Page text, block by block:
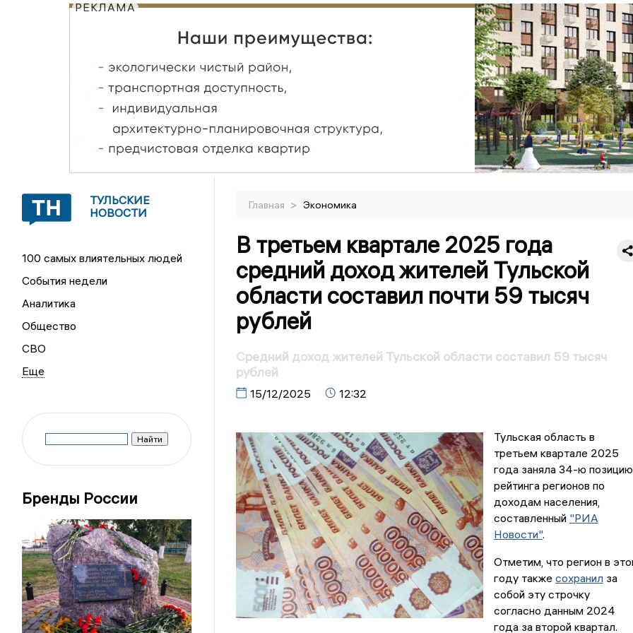
РЕКЛАМА
ТУЛЬСКИЕ
НОВОСТИ
100 самых влиятельных людей
События недели
Аналитика
Общество
СВО
Бренды России
Главная > Экономика
В третьем квартале 2025 года
средний доход жителей Тульской
области составил почти 59 тысяч
рублей
Средний доход жителей Тульской области составил 59 тысяч
рублей
15/12/2025 12:32
Тульская область в
третьем квартале 2025
года заняла 34-ю позицию
рейтинга регионов по
доходам населения,
составленный "РИА
Новости".
Отметим, что регион в
году также сохранилза
собой эту строчку
согласно данным 2024
года за второй квартал.